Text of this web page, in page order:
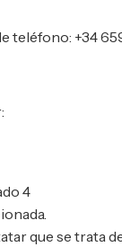
teléfono: +34
4
que se trata